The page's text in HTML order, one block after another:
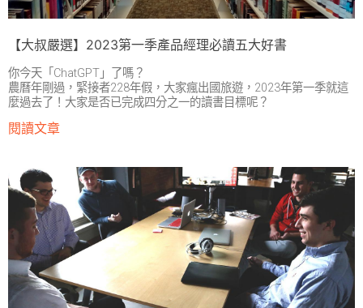
【大叔嚴選】2023第一季產品經理必讀五大好書
你今天「ChatGPT」了嗎？
農曆年剛過，緊接者228年假，大家瘋出國旅遊，2023年第一季就這
麼過去了！大家是否已完成四分之一的讀書目標呢？
閱讀文章